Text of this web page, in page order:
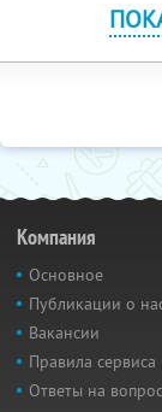
Компания
Основное
Публикации о
Вакансии
Правила сервиса
Ответы на